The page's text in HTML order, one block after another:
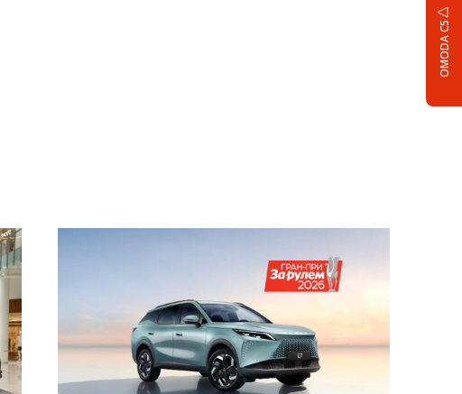
OMODA C5